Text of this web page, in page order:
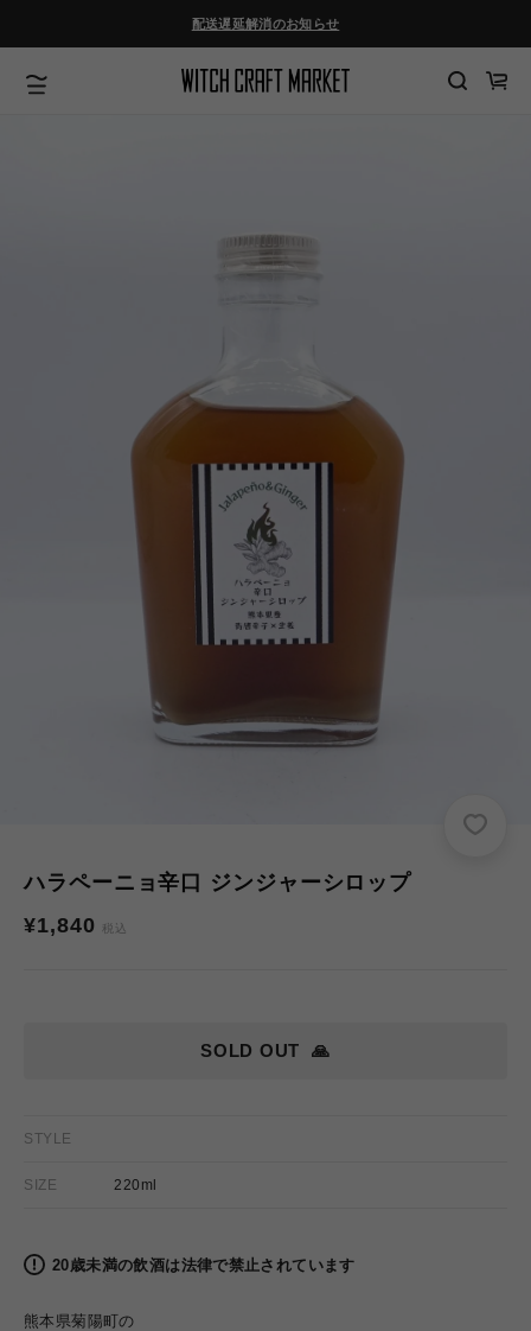
進
む
配送遅延解消のお知らせ
カ
ハラペーニョ辛口 ジンジャーシロップ
通
¥1,840 税込
🙏
SOLD OUT
STYLE
SIZE 220ml
20歳未満の飲酒は法律で禁止されています
熊本県菊陽町の